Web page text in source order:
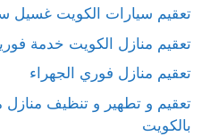
تعقيم سيارات الكويت غسيل
تعقيم منازل الكويت خدمة
تعقيم منازل فوري الجهراء
تعقيم و تطهير و تنظيف منازل
بالكويت